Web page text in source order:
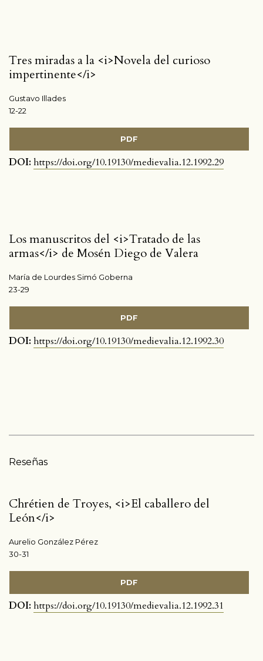
Tres miradas a la <i>Novela del curioso
impertinente</i>
Gustavo Illades
12-22
PDF
DOI: https://doi.org/10.19130/medievalia.12.1992.29
Los manuscritos del <i>Tratado de las
armas</i> de Mosén Diego de Valera
María de Lourdes Simó Goberna
23-29
PDF
DOI: https://doi.org/10.19130/medievalia.12.1992.30
Reseñas
Chrétien de Troyes, <i>El caballero del
León</i>
Aurelio González Pérez
30-31
PDF
DOI: https://doi.org/10.19130/medievalia.12.1992.31